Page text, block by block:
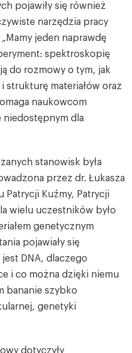
pojawiły się również
narzędzia pracy
„Mamy jeden naprawdę
spektroskopię
do rozmowy o tym, jak
strukturę materiałów oraz
naukowcom
niedostępnym dla
stanowisk była
przez dr. Łukasza
Patrycji Kuźmy, Patrycji
wielu uczestników było
genetycznym
pojawiały się
DNA, dlaczego
i co można dzięki niemu
bananie szybko
genetyki
dotyczyły